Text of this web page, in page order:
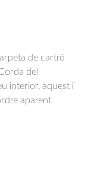
de cartró
del
interior, aquest i
aparent.